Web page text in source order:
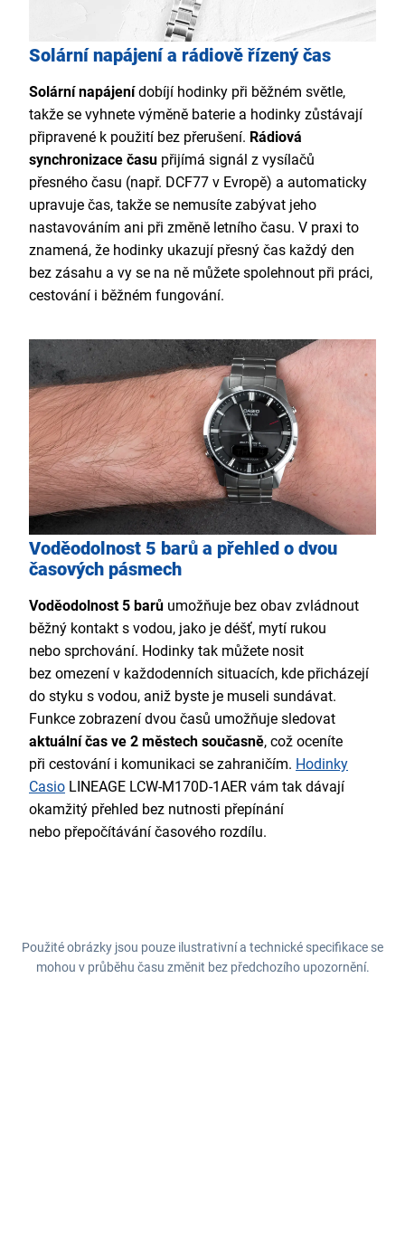
Solární napájení a rádiově řízený čas
Solární napájenídobíjí hodinky při běžném světle,
takže se vyhnete výměně baterie a hodinky zůstávají
připravené k použití bez přerušení. Rádiová
synchronizace času přijímá signál z vysílačů
přesného času (např. DCF77 v Evropě) a automaticky
upravuje čas, takže se nemusíte zabývat jeho
nastavováním ani při změně letního času. V praxi to
znamená, že hodinky ukazují přesný čas každý den
bez zásahu a vy se na ně můžete spolehnout při práci,
cestování i běžném fungování.
Voděodolnost 5 barů a přehled o dvou
časových pásmech
Voděodolnost 5 barů umožňuje bez obav zvládnout
běžný kontakt s vodou, jako je déšť, mytí rukou
nebo sprchování. Hodinky tak můžete nosit
bez omezení v každodenních situacích, kde přicházejí
do styku s vodou, aniž byste je museli sundávat.
Funkce zobrazení dvou časů umožňuje sledovat
aktuální čas ve 2 městech současně, což oceníte
při cestování i komunikaci se zahraničím. Hodinky
Casio LINEAGE LCW-M170D-1AER vám tak dávají
okamžitý přehled bez nutnosti přepínání
nebo přepočítávání časového rozdílu.
Použité obrázky jsou pouze ilustrativní a technické specifikace se
mohou v průběhu času změnit bez předchozího upozornění.